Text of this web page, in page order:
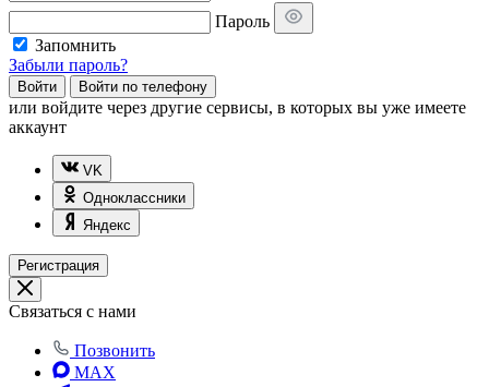
Пароль
Запомнить
Забыли пароль?
Войти Войти по телефону
или войдите через другие сервисы, в которых вы уже имеете
аккаунт
VK
Одноклассники
Яндекс
Регистрация
Связаться с нами
Позвонить
MAX